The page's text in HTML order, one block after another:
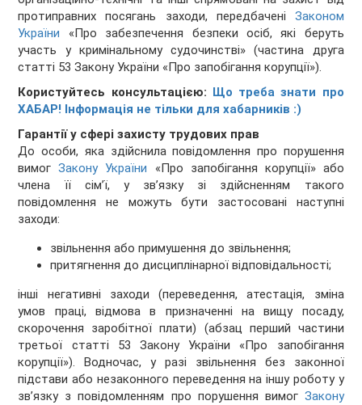
протиправних посягань заходи, передбачені Законом
України «Про забезпечення безпеки осіб, які беруть
участь у кримінальному судочинстві» (частина друга
статті 53 Закону України «Про запобігання корупції»).
Користуйтесь консультацією: Що треба знати про
ХАБАР! Інформація не тільки для хабарників :)
Гарантії у сфері захисту трудових прав
До особи, яка здійснила повідомлення про порушення
вимогЗакону України «Про запобігання корупції» або
члена її сім’ї, у звʼязку зі здійсненням такого
повідомлення не можуть бути застосовані наступні
заходи:
звільнення або примушення до звільнення;
притягнення до дисциплінарної відповідальності;
інші негативні заходи (переведення, атестація, зміна
умов праці, відмова в призначенні на вищу посаду,
скорочення заробітної плати) (абзац перший частини
третьої статті 53 Закону України «Про запобігання
корупції»). Водночас, у разі звільнення без законної
підстави або незаконного переведення на іншу роботу у
зв’язку з повідомленням про порушення вимог Закону